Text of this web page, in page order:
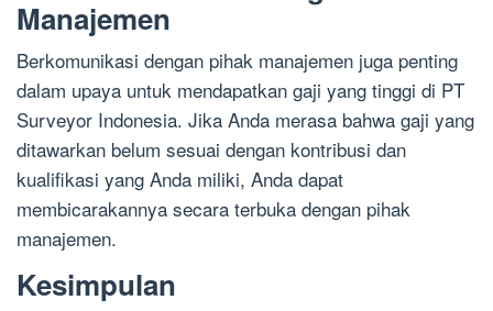
Manajemen
Berkomunikasi dengan pihak manajemen juga penting
dalam upaya untuk mendapatkan gaji yang tinggi di PT
Surveyor Indonesia. Jika Anda merasa bahwa gaji yang
ditawarkan belum sesuai dengan kontribusi dan
kualifikasi yang Anda miliki, Anda dapat
membicarakannya secara terbuka dengan pihak
manajemen.
Kesimpulan